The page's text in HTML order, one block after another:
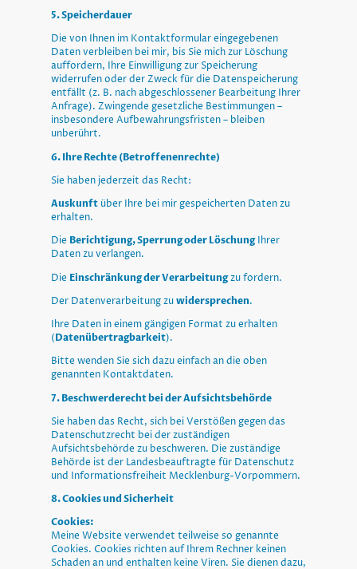
5. Speicherdauer
Die von Ihnen im Kontaktformular eingegebenen
Daten verbleiben bei mir, bis Sie mich zur Löschung
auffordern, Ihre Einwilligung zur Speicherung
widerrufen oder der Zweck für die Datenspeicherung
entfällt (z. B. nach abgeschlossener Bearbeitung Ihrer
Anfrage). Zwingende gesetzliche Bestimmungen –
insbesondere Aufbewahrungsfristen – bleiben
unberührt.
6. Ihre Rechte (Betroffenenrechte)
Sie haben jederzeit das Recht:
Auskunft über Ihre bei mir gespeicherten Daten zu
erhalten.
Die Berichtigung, Sperrung oder LöschungIhrer
Daten zu verlangen.
Die Einschränkung der Verarbeitungzu fordern.
Der Datenverarbeitung zuwidersprechen.
Ihre Daten in einem gängigen Format zu erhalten
(Datenübertragbarkeit).
Bitte wenden Sie sich dazu einfach an die oben
genannten Kontaktdaten.
7. Beschwerderecht bei der Aufsichtsbehörde
Sie haben das Recht, sich bei Verstößen gegen das
Datenschutzrecht bei der zuständigen
Aufsichtsbehörde zu beschweren. Die zuständige
Behörde ist der Landesbeauftragte für Datenschutz
und Informationsfreiheit Mecklenburg-Vorpommern.
8. Cookies und Sicherheit
Cookies:
Meine Website verwendet teilweise so genannte
Cookies. Cookies richten auf Ihrem Rechner keinen
Schaden an und enthalten keine Viren. Sie dienen dazu,